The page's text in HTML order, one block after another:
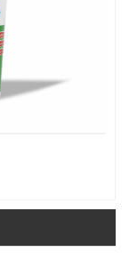
Katkıları
Esaslı)